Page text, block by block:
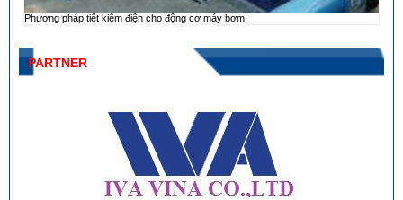
Phương pháp tiết kiệm điện cho động cơ máy bơm:
PARTNER